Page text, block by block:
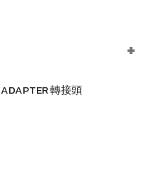
ADAPTER 轉接頭